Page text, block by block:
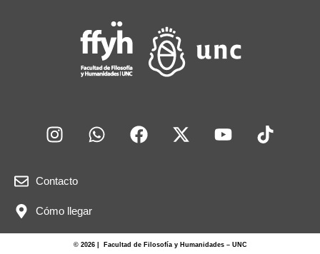
Contacto
Cómo llegar
© 2026 | Facultad de Filosofía y Humanidades – UNC